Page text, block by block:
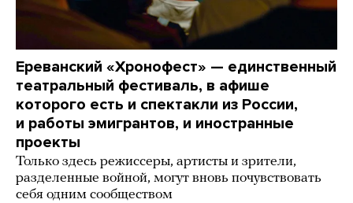
Ереванский «Хронофест» — единственный
театральный фестиваль, в афише
которого есть и спектакли из России,
и работы эмигрантов, и иностранные
проекты
Только здесь режиссеры, артисты и зрители,
разделенные войной, могут вновь почувствовать
себя одним сообществом